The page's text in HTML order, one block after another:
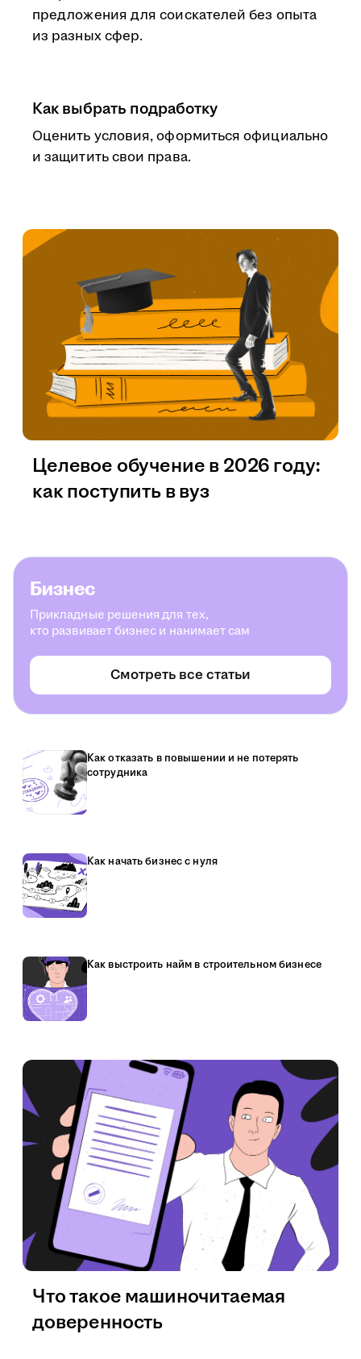
предложения для соискателей без опыта
из разных сфер.
Как выбрать подработку
Оценить условия, оформиться официально
и защитить свои права.
Целевое обучение в 2026 году:
как поступить в вуз
Бизнес
Прикладные решения для тех,
кто развивает бизнес и нанимает сам
Смотреть все статьи
Как отказать в повышении и не потерять
сотрудника
Как начать бизнес с нуля
Как выстроить найм в строительном бизнесе
Что такое машиночитаемая
доверенность